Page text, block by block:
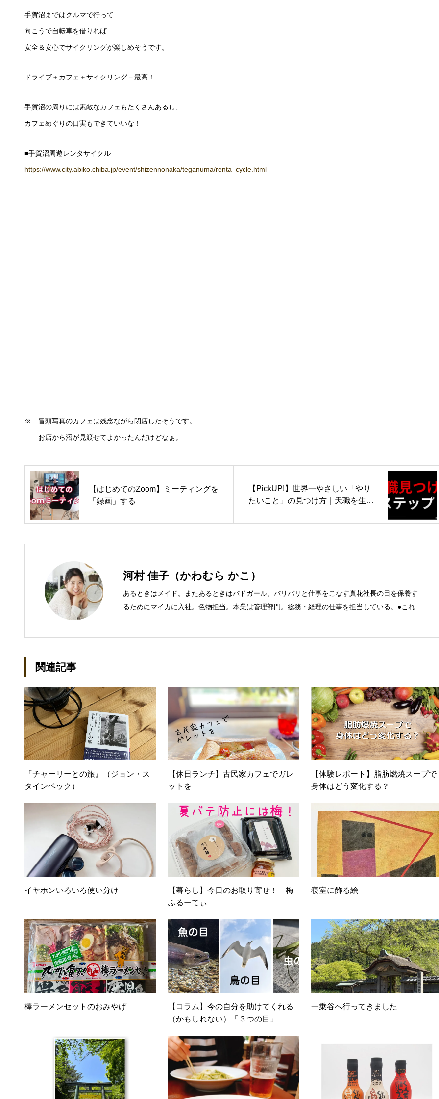
手賀沼まではクルマで行って
向こうで自転車を借りれば
安全＆安心でサイクリングが楽しめそうです。
ドライブ＋カフェ＋サイクリング＝最高！
手賀沼の周りには素敵なカフェもたくさんあるし、
カフェめぐりの口実もできていいな！
■手賀沼周遊レンタサイクル
https://www.city.abiko.chiba.jp/event/shizennonaka/teganuma/renta_cycle.html
※ 冒頭写真のカフェは残念ながら閉店したそうです。
お店から沼が見渡せてよかったんだけどなぁ。
【はじめてのZoom】ミーティングを
「録画」する
【PickUP!】世界一やさしい「やり
たいこと」の見つけ方｜天職を生み
河村 佳子（かわむら かこ）
あるときはメイド。またあるときはバドガール。バリバリと仕事をこなす真花社長の目を保養す
るためにマイカに入社。色物担当。本業は管理部門。総務・経理の仕事を担当している。●これま
関連記事
『チャーリーとの旅』（ジョン・ス
タインベック）
【休日ランチ】古民家カフェでガレ
ットを
【体験レポート】脂肪燃焼スープで
身体はどう変化する？
イヤホンいろいろ使い分け
【暮らし】今日のお取り寄せ！ 梅
ふるーてぃ
寝室に飾る絵
棒ラーメンセットのおみやげ
【コラム】今の自分を助けてくれる
（かもしれない）「３つの目」
一乗谷へ行ってきました